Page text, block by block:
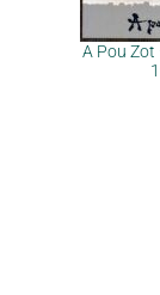
A Pou Zot